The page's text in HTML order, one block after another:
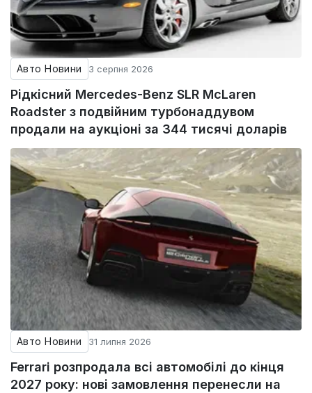
Авто Новини 3 серпня 2026
Рідкісний Mercedes-Benz SLR McLaren
Roadster з подвійним турбонаддувом
продали на аукціоні за 344 тисячі доларів
Авто Новини 31 липня 2026
Ferrari розпродала всі автомобілі до кінця
2027 року: нові замовлення перенесли на